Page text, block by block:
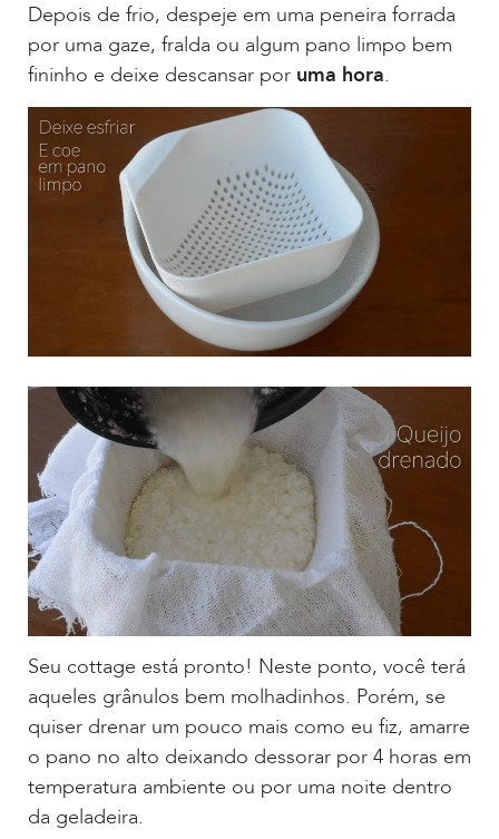
Depois de frio, despeje em uma peneira forrada
por uma gaze, fralda ou algum pano limpo bem
fininho e deixe descansar por uma hora.
Seu cottage está pronto! Neste ponto, você terá
aqueles grânulos bem molhadinhos. Porém, se
quiser drenar um pouco mais como eu fiz, amarre
o pano no alto deixando dessorar por 4 horas em
temperatura ambiente ou por uma noite dentro
da geladeira.